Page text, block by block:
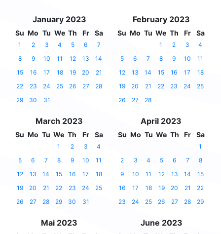
January 2023
Su Mo Tu We Th Fr Sa
1 2 3 4 5 6
7
8
9 10 11 12 13
14
15
16 17 18 19 20
21
22
23 24 25 26 27
28
29
30 31
February 2023
Su Mo Tu We Th Fr Sa
1 2 3
4
5
6 7 8 9 10
11
12
13 14 15 16 17
18
19
20 21 22 23 24
25
26
27 28
March 2023
Su Mo Tu We Th Fr Sa
1 2 3
4
5
6 7 8 9 10
11
12
13 14 15 16 17
18
19
20 21 22 23 24
25
26
27 28 29 30 31
April 2023
Su Mo Tu We Th Fr Sa
1
2
3 4 5 6 7
8
9
10 11 12 13 14
15
16
17 18 19 20 21
22
23
24 25 26 27 28 29
Mai 2023 June 2023